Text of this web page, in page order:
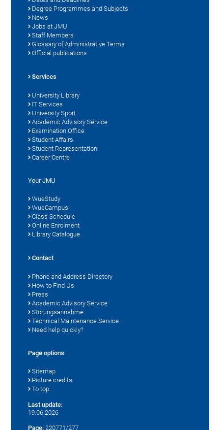
Degree Programmes and Subjects
News
Jobs at JMU
Staff Members
Glossary of Administrative Terms
Official publications
Services
University Library
IT Services
University Sport
Academic Advisory Service
Examination Office
Student Affairs
Student Representation
Career Centre
Your JMU
WueStudy
WueCampus
Class Schedule
Online Enrolment
Library Catalogue
Contact
Phone and Address Directory
How to Find Us
Press
Academic Advisory Service
Störungsannahme
Technical Maintenance Service
Need help quickly?
Page options
Sitemap
Picture credits
To top
Last update:
19.06.2026
Page: 220771/277